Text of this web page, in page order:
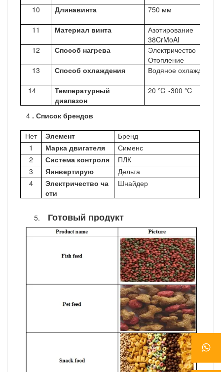
10 Длинавинта 750 мм
11 Материал винта
Азотирование
38CrMoAl
12
Способ нагрева
Электричество
Отопление
13
Способ охлаждения Водяное охлаждение
14
Температурный
диапазон
20 ℃ -300 ℃
4 . Список брендов
Нет Элемент
Бренд
1
Марка двигателя
Сименс
2
Система контроля
ПЛК
3
Яинвертирую
Дельта
4
Электричество ча
сти
Шнайдер
5. Готовый продукт